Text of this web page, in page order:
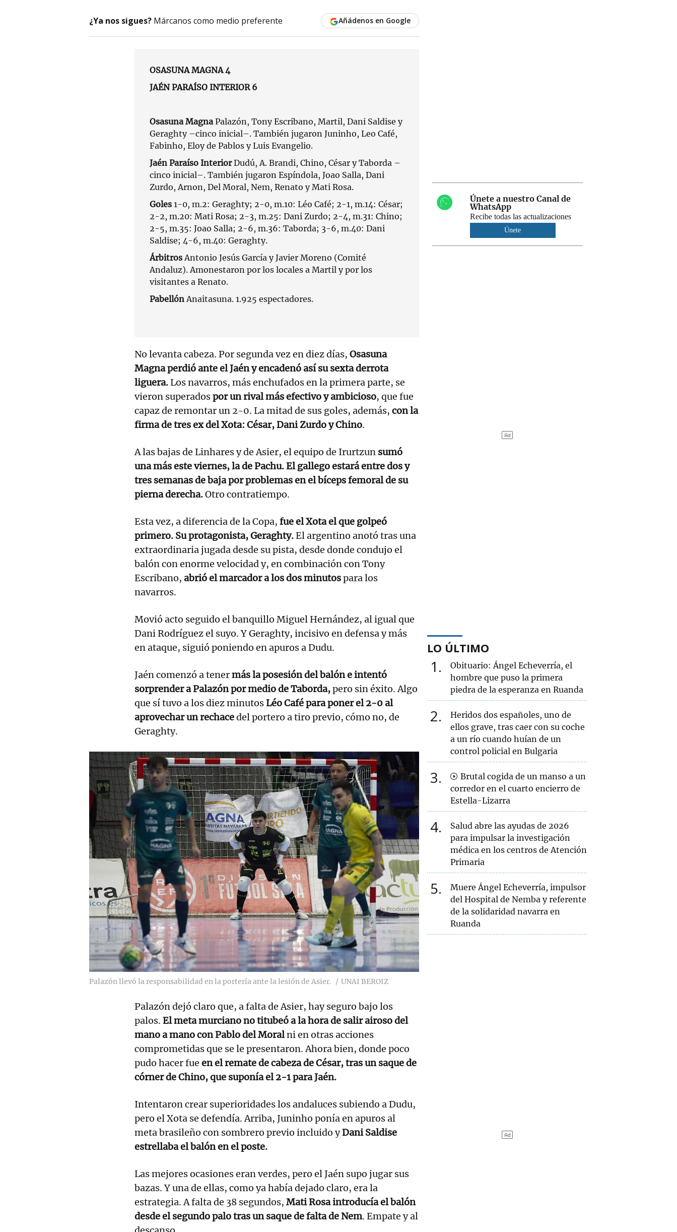
¿Ya nos sigues? Márcanos como medio preferente Añádenos en Google
OSASUNA MAGNA 4
JAÉN PARAÍSO INTERIOR 6
Osasuna MagnaPalazón, Tony Escribano, Martil, Dani Saldise y
Geraghty –cinco inicial–. También jugaron Juninho, Leo Café,
Fabinho, Eloy de Pablos y Luis Evangelio.
Jaén Paraíso InteriorDudú, A. Brandi, Chino, César y Taborda –
cinco inicial–. También jugaron Espíndola, Joao Salla, Dani
Zurdo, Arnon, Del Moral, Nem, Renato y Mati Rosa.
Goles 1-0, m.2: Geraghty; 2-0, m.10: Léo Café; 2-1, m.14: César;
2-2, m.20: Mati Rosa; 2-3, m.25: Dani Zurdo; 2-4, m.31: Chino;
2-5, m.35: Joao Salla; 2-6, m.36: Taborda; 3-6, m.40: Dani
Saldise; 4-6, m.40: Geraghty.
Árbitros Antonio Jesús García y Javier Moreno (Comité
Andaluz). Amonestaron por los locales a Martil y por los
visitantes a Renato.
Pabellón Anaitasuna. 1.925 espectadores.
No levanta cabeza. Por segunda vez en diez días, Osasuna
Magna perdió ante el Jaén y encadenó así su sexta derrota
liguera.Los navarros, más enchufados en la primera parte, se
vieron superadospor un rival más efectivo y ambicioso, que fue
capaz de remontar un 2-0. La mitad de sus goles, además, con la
firma de tres ex del Xota: César, Dani Zurdo y Chino.
A las bajas de Linhares y de Asier, el equipo de Irurtzun sumó
una más este viernes, la de Pachu. El gallego estará entre dos y
tres semanas de baja por problemas en el bíceps femoral de su
pierna derecha.Otro contratiempo.
Esta vez, a diferencia de la Copa, fue el Xota el que golpeó
primero. Su protagonista, Geraghty.El argentino anotó tras una
extraordinaria jugada desde su pista, desde donde condujo el
balón con enorme velocidad y, en combinación con Tony
Escribano, abrió el marcador a los dos minutospara los
navarros.
Movió acto seguido el banquillo Miguel Hernández, al igual que
Dani Rodríguez el suyo. Y Geraghty, incisivo en defensa y más
en ataque, siguió poniendo en apuros a Dudu.
Jaén comenzó a tenermás la posesión del balón e intentó
sorprender a Palazón por medio de Taborda,pero sin éxito. Algo
que sí tuvo a los diez minutosLéo Café para poner el 2-0 al
aprovechar un rechacedel portero a tiro previo, cómo no, de
Geraghty.
Palazón llevó la responsabilidad en la portería ante la lesión de Asier. UNAI BEROIZ
Palazón dejó claro que, a falta de Asier, hay seguro bajo los
palos. El meta murciano no titubeó a la hora de salir airoso del
mano a mano con Pablo del Moralni en otras acciones
comprometidas que se le presentaron. Ahora bien, donde poco
pudo hacer fue en el remate de cabeza de César, tras un saque de
córner de Chino, que suponía el 2-1 para Jaén.
Intentaron crear superioridades los andaluces subiendo a Dudu,
pero el Xota se defendía. Arriba, Juninho ponía en apuros al
meta brasileño con sombrero previo incluido yDani Saldise
estrellaba el balón en el poste.
Las mejores ocasiones eran verdes, pero el Jaén supo jugar sus
bazas. Y una de ellas, como ya había dejado claro, era la
estrategia. A falta de 38 segundos, Mati Rosa introducía el balón
desde el segundo palo tras un saque de falta de Nem. Empate y al
Únete a nuestro Canal de
WhatsApp
Recibe todas las actualizaciones
Únete
LO ÚLTIMO
1
Obituario: Ángel Echeverría, el
hombre que puso la primera
piedra de la esperanza en Ruanda
2
Heridos dos españoles, uno de
ellos grave, tras caer con su coche
a un río cuando huían de un
control policial en Bulgaria
3
Brutal cogida de un manso a un
corredor en el cuarto encierro de
Estella-Lizarra
4
Salud abre las ayudas de 2026
para impulsar la investigación
médica en los centros de Atención
Primaria
5
Muere Ángel Echeverría, impulsor
del Hospital de Nemba y referente
de la solidaridad navarra en
Ruanda